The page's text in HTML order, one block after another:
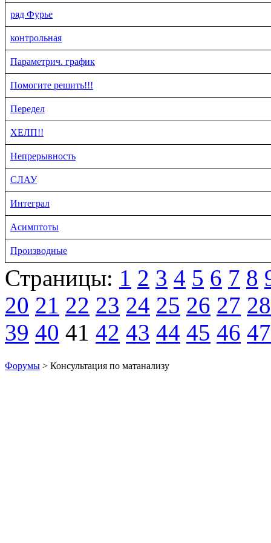
ряд Фурье
контрольная
Параметрич. график
Помогите решить!!!
Передел
ХЕЛП!!
Непрерывность
СЛАУ
Интеграл
Асимптоты
Производные
Страницы: 1 2 3 4 5 6 7 8
20 21 22 23 24 25 26 27 28
39 40 41 42 43 44 45 46 47
Форумы > Консультация по матанализу